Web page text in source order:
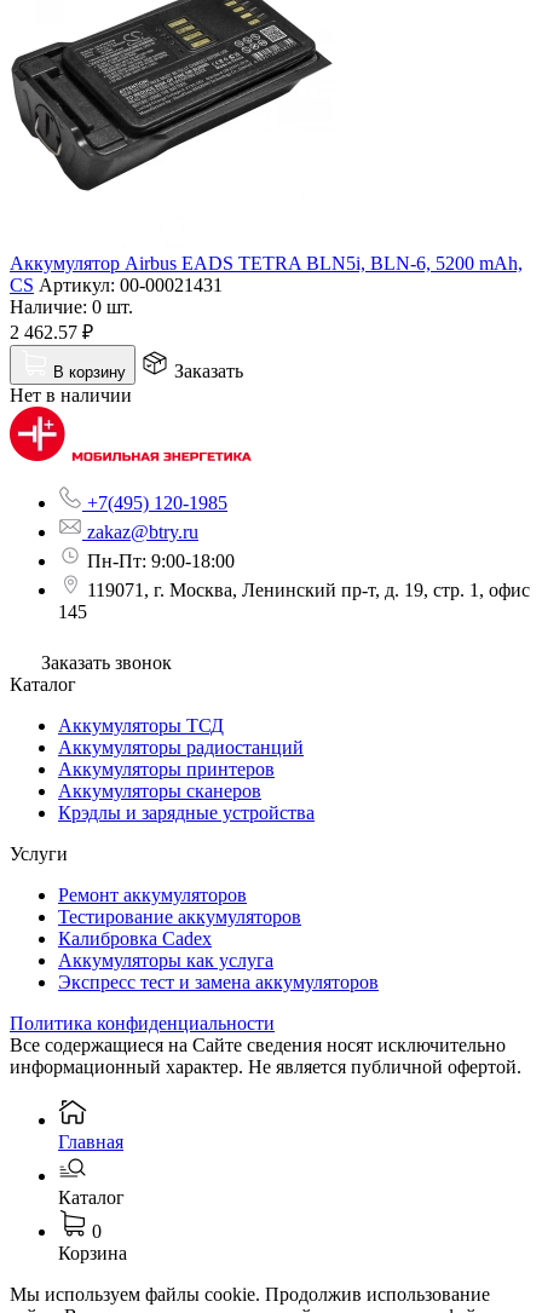
Аккумулятор Airbus EADS TETRA BLN5i, BLN-6, 5200 mAh,
CS Артикул: 00-00021431
Наличие: 0 шт.
2 462.57 ₽
В корзину
Заказать
Нет в наличии
+7(495) 120-1985
zakaz@btry.ru
Пн-Пт: 9:00-18:00
119071, г. Москва, Ленинский пр-т, д. 19, стр. 1, офис
145
Заказать звонок
Каталог
Аккумуляторы ТСД
Аккумуляторы радиостанций
Аккумуляторы принтеров
Аккумуляторы сканеров
Крэдлы и зарядные устройства
Услуги
Ремонт аккумуляторов
Тестирование аккумуляторов
Калибровка Cadex
Аккумуляторы как услуга
Экспресс тест и замена аккумуляторов
Политика конфиденциальности
Все содержащиеся на Сайте сведения носят исключительно
информационный характер. Не является публичной офертой.
Главная
Каталог
0
Корзина
Мы используем файлы cookie. Продолжив использование